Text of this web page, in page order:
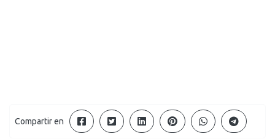
Compartir en